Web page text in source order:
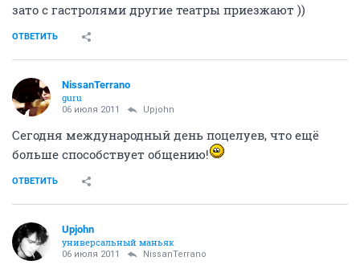
зато с гастролями другие театры приезжают ))
ОТВЕТИТЬ
NissanTerrano
guru
06 июля 2011 Upjohn
Сегодня международный день поцелуев, что ещё
больше способствует общению!
ОТВЕТИТЬ
Upjohn
универсальный маньяк
06 июля 2011 NissanTerrano